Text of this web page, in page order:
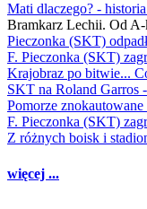
Mati dlaczego? -
Bramkarz Lechii. Od A-
Pieczonka (SKT)
F. Pieczonka (SKT)
Krajobraz po bitwie...
SKT na Roland Garros
Pomorze
F. Pieczonka (SKT)
Z różnych boisk i
więcej ...